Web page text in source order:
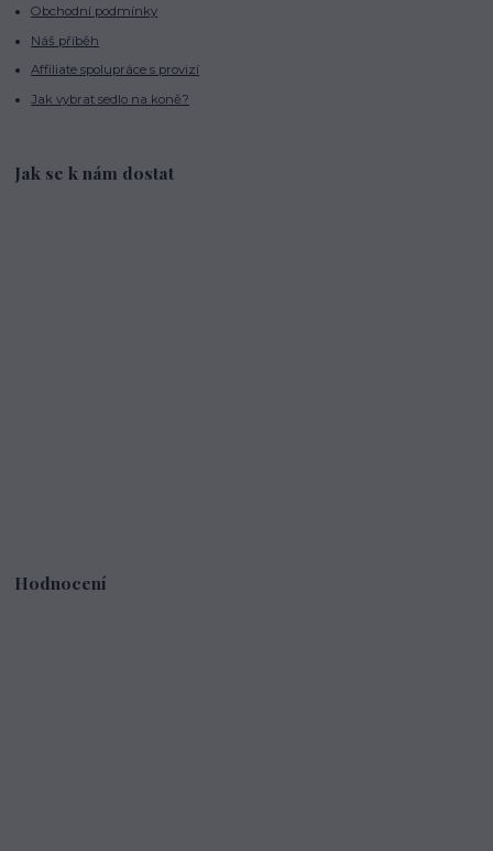
Obchodní podmínky
Náš příběh
Affiliate spolupráce s provizí
Jak vybrat sedlo na koně?
Jak se k nám dostat
Hodnocení